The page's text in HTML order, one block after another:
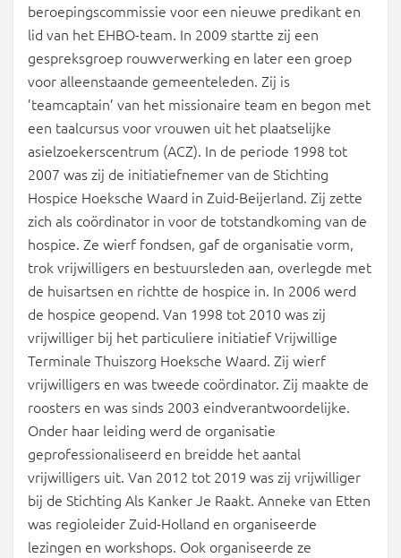
beroepingscommissie voor een nieuwe predikant en
lid van het EHBO-team. In 2009 startte zij een
gespreksgroep rouwverwerking en later een groep
voor alleenstaande gemeenteleden. Zij is
’teamcaptain’ van het missionaire team en begon met
een taalcursus voor vrouwen uit het plaatselijke
asielzoekerscentrum (ACZ). In de periode 1998 tot
2007 was zij de initiatiefnemer van de Stichting
Hospice Hoeksche Waard in Zuid-Beijerland. Zij zette
zich als coördinator in voor de totstandkoming van de
hospice. Ze wierf fondsen, gaf de organisatie vorm,
trok vrijwilligers en bestuursleden aan, overlegde met
de huisartsen en richtte de hospice in. In 2006 werd
de hospice geopend. Van 1998 tot 2010 was zij
vrijwilliger bij het particuliere initiatief Vrijwillige
Terminale Thuiszorg Hoeksche Waard. Zij wierf
vrijwilligers en was tweede coördinator. Zij maakte de
roosters en was sinds 2003 eindverantwoordelijke.
Onder haar leiding werd de organisatie
geprofessionaliseerd en breidde het aantal
vrijwilligers uit. Van 2012 tot 2019 was zij vrijwilliger
bij de Stichting Als Kanker Je Raakt. Anneke van Etten
was regioleider Zuid-Holland en organiseerde
lezingen en workshops. Ook organiseerde ze